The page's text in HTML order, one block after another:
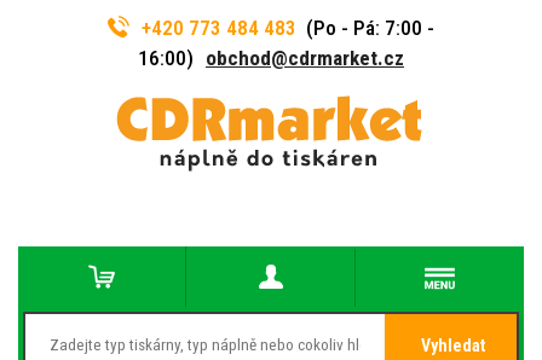
+420 773 484 483 (Po - Pá: 7:00 -
16:00) obchod@cdrmarket.cz
Vyhledat